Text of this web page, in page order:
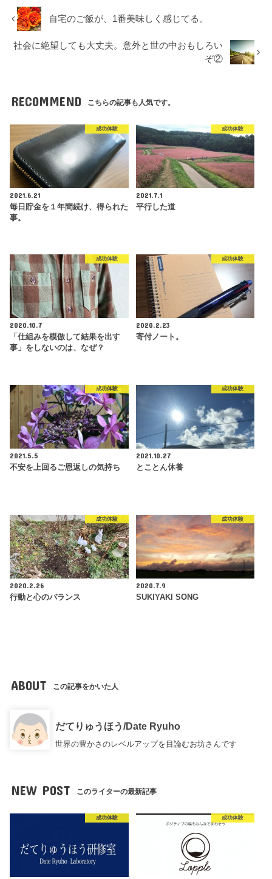
自宅のご飯が、1番美味しく感じてる。
社会に絶望しても大丈夫。意外と世の中おもしろい
ぞ②
RECOMMEND こちらの記事も人気です。
成功体験
2021.6.21
毎日貯金を１年間続け、得られた
事。
成功体験
2021.7.1
平行した道
成功体験
2020.10.7
「仕組みを模倣して結果を出す
事」をしないのは、なぜ？
成功体験
2020.2.23
寄付ノート。
成功体験
2021.5.5
不安を上回るご恩返しの気持ち
成功体験
2021.10.27
とことん休養
成功体験
2020.2.26
行動と心のバランス
成功体験
2020.7.9
SUKIYAKI SONG
ABOUT この記事をかいた人
だてりゅうほう/Date Ryuho
世界の豊かさのレベルアップを目論むお坊さんです
NEW POST このライターの最新記事
成功体験 成功体験